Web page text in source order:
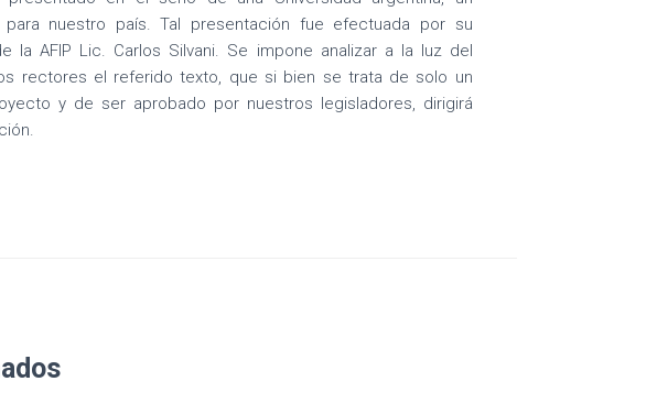
nuestro país. Tal presentación fue efectuada por su
la AFIP Lic. Carlos Silvani. Se impone analizar a la luz del
rectores el referido texto, que si bien se trata de solo un
y de ser aprobado por nuestros legisladores, dirigirá